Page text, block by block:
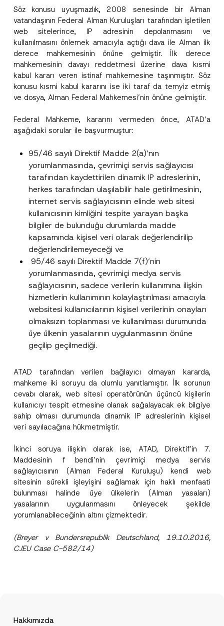
Söz konusu uyuşmazlık, 2008 senesinde bir Alman
vatandaşının Federal Alman Kuruluşları tarafından işletilen
web sitelerince, IP adresinin depolanmasını ve
kullanılmasını önlemek amacıyla açtığı dava ile Alman ilk
derece mahkemesinin önüne gelmiştir. İlk derece
mahkemesinin davayı reddetmesi üzerine dava kısmi
kabul kararı veren istinaf mahkemesine taşınmıştır. Söz
konusu kısmi kabul kararını ise iki taraf da temyiz etmiş
ve dosya, Alman Federal Mahkemesi’nin önüne gelmiştir.
Federal Mahkeme, kararını vermeden önce, ATAD’a
aşağıdaki sorular ile başvurmuştur:
95/46 sayılı Direktif Madde 2(a)’nın
yorumlanmasında, çevrimiçi servis sağlayıcısı
tarafından kaydettirilen dinamik IP adreslerinin,
herkes tarafından ulaşılabilir hale getirilmesinin,
internet servis sağlayıcısının elinde web sitesi
kullanıcısının kimliğini tespite yarayan başka
bilgiler de bulunduğu durumlarda madde
kapsamında kişisel veri olarak değerlendirilip
değerlendirilemeyeceği ve
95/46 sayılı Direktif Madde 7(f)’nin
yorumlanmasında, çevrimiçi medya servis
sağlayıcısının, sadece verilerin kullanımına ilişkin
hizmetlerin kullanımının kolaylaştırılması amacıyla
websitesi kullanıcılarının kişisel verilerinin onayları
olmaksızın toplanması ve kullanılması durumunda
üye ülkenin yasalarının uygulanmasının önüne
geçilip geçilmediği.
ATAD tarafından verilen bağlayıcı olmayan kararda,
mahkeme iki soruyu da olumlu yanıtlamıştır. İlk sorunun
cevabı olarak, web sitesi operatörünün üçüncü kişilerin
kullanıcıyı tespit etmesine olanak sağalayacak ek bilgiye
sahip olması durumunda dinamik IP adreslerinin kişisel
veri sayılacağına hükmetmiştir.
İkinci soruya ilişkin olarak ise, ATAD, Direktif’in 7.
Maddesinin f bendi’nin çevrimiçi medya servis
sağlayıcısının (Alman Federal Kuruluşu) kendi web
sitesinin sürekli işleyişini sağlamak için haklı menfaati
bulunması halinde üye ülkelerin (Alman yasaları)
yasalarının uygulanmasını önleyecek şekilde
yorumlanabileceğinin altını çizmektedir.
(Breyer v Bundersrepublik Deutschland, 19.10.2016,
CJEU Case C-582/14)
Hakkımızda
Soyad
A
*
N
o
t
c
Firma
Pozisyon
E-Posta Adresi*
Konu*
r
v
a
c
y
N
c
e
*
Bu iletişim formu aracılığıyla sağlanan kişisel
verilerle ilgiliaydınlatma metnini okudum ve
anladım.
A
p
r
e
*
Bu iletişim formunu göndererek,aydınlatma
metninde açıklanan şekilde kişisel verilerimin
işlenmesine izin veriyorum.
GÖNDER